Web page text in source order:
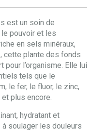
est un soin de
pouvoir et les
en sels minéraux,
cette plante des fonds
pour l’organisme. Elle lui
tels que le
le fer, le fluor, le zinc,
plus encore.
hydratant et
soulager les douleurs